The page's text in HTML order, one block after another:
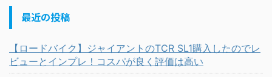
最近の投稿
【ロードバイク】ジャイアントのTCR SL1購入したのでレ
ビューとインプレ！コスパが良く評価は高い